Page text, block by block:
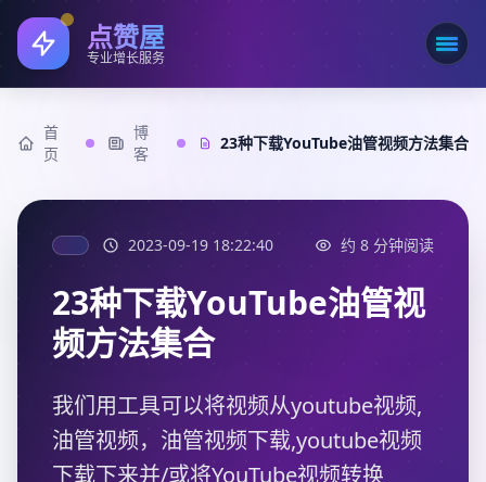
点赞屋
专业增长服务 打开
首
页
博
客
23种下载YouTube油管视频方法集合
2023-09-19 18:22:40 约 8 分钟阅读
23种下载YouTube油管视
频方法集合
我们用工具可以将视频从youtube视频,
油管视频，油管视频下载,youtube视频
下载下来并/或将YouTube视频转换